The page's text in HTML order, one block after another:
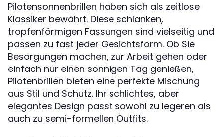
Pilotensonnenbrillen haben sich als zeitlose
Klassiker bewährt. Diese schlanken,
tropfenförmigen Fassungen sind vielseitig und
passen zu fast jeder Gesichtsform. Ob Sie
Besorgungen machen, zur Arbeit gehen oder
einfach nur einen sonnigen Tag genießen,
Pilotenbrillen bieten eine perfekte Mischung
aus Stil und Schutz. Ihr schlichtes, aber
elegantes Design passt sowohl zu legeren als
auch zu semi-formellen Outfits.